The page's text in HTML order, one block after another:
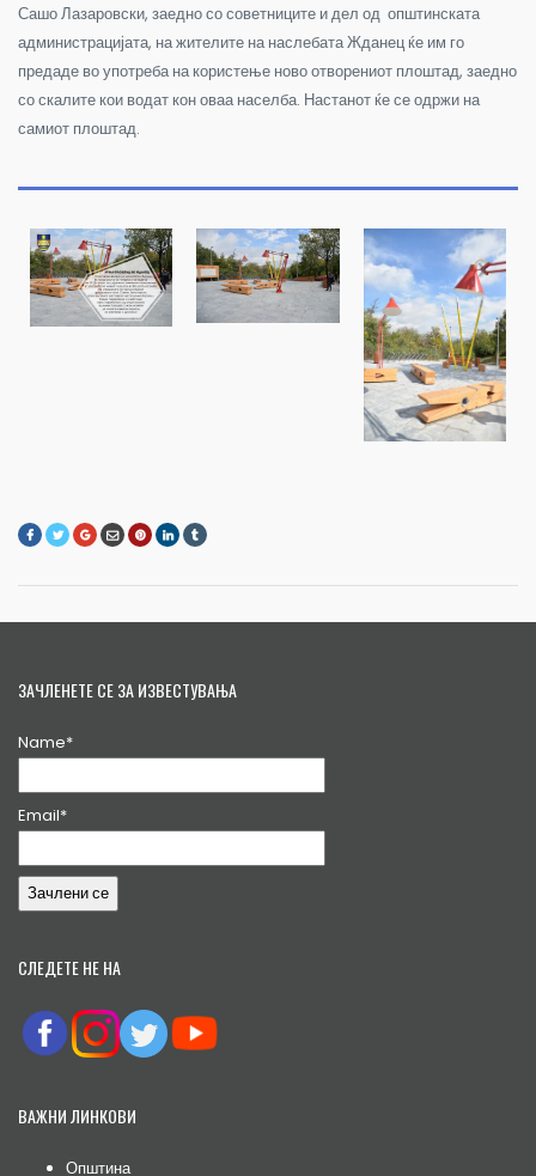
Сашо Лазаровски, заедно со советниците и дел од општинската
администрацијата, на жителите на наслебата Жданец ќе им го
предаде во употреба на користење ново отворениот плоштад, заедно
со скалите кои водат кон оваа населба. Настанот ќе се одржи на
самиот плоштад.
ЗАЧЛЕНЕТЕ СЕ ЗА ИЗВЕСТУВАЊА
Name*
Email*
СЛЕДЕТЕ НЕ НА
ВАЖНИ ЛИНКОВИ
Општина